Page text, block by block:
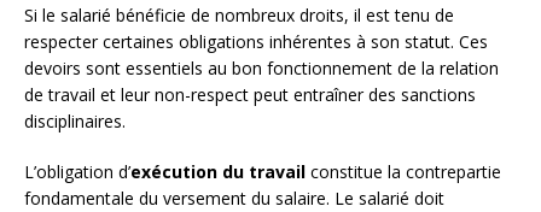
Si le salarié bénéficie de nombreux droits, il est tenu de
respecter certaines obligations inhérentes à son statut. Ces
devoirs sont essentiels au bon fonctionnement de la relation
de travail et leur non-respect peut entraîner des sanctions
disciplinaires.
L’obligation d’exécution du travail constitue la contrepartie
fondamentale du versement du salaire. Le salarié doit